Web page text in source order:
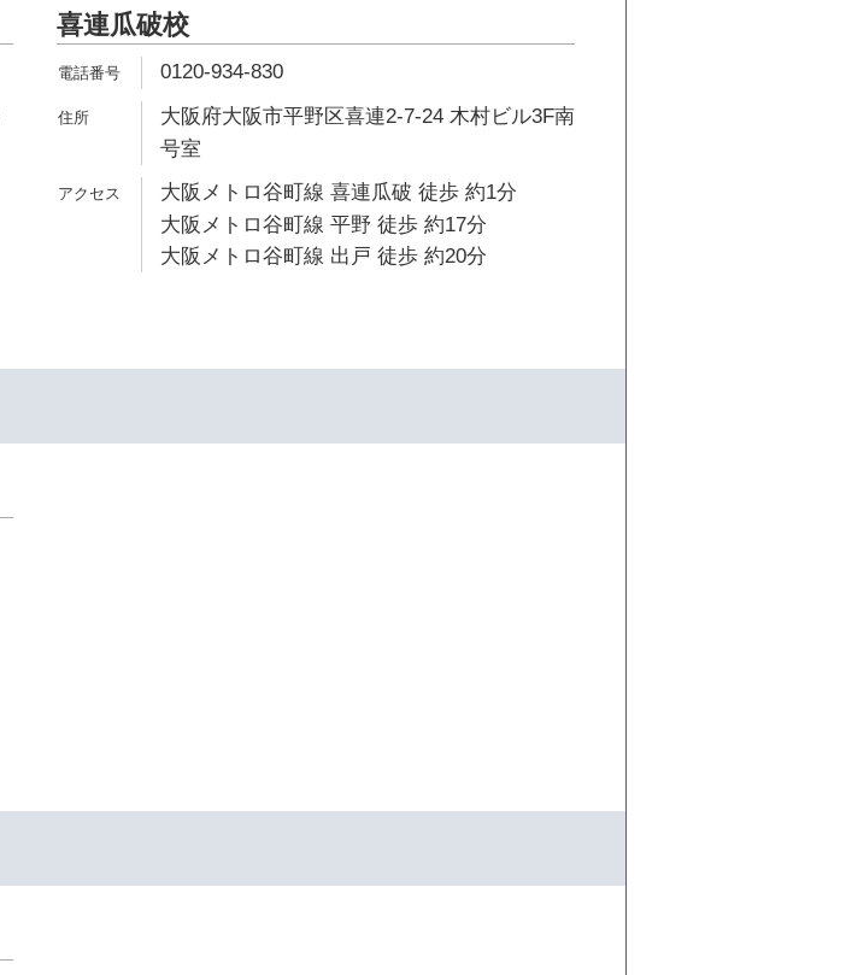
喜連瓜破校
0120-934-830
大阪府大阪市平野区喜連2-7-24 木村ビル3F南
号室
大阪メトロ谷町線 喜連瓜破 徒歩 約1分
大阪メトロ谷町線 平野 徒歩 約17分
大阪メトロ谷町線 出戸 徒歩 約20分